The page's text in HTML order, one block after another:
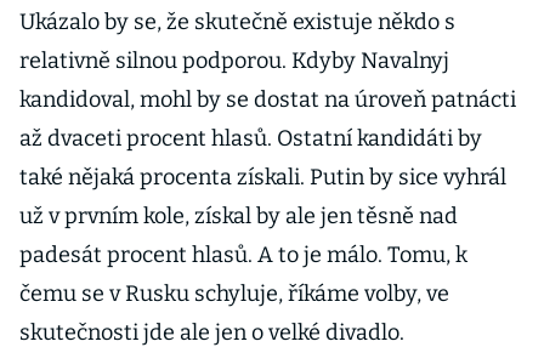
Ukázalo by se, že skutečně existuje někdo s
relativně silnou podporou. Kdyby Navalnyj
kandidoval, mohl by se dostat na úroveň patnácti
až dvaceti procent hlasů. Ostatní kandidáti by
také nějaká procenta získali. Putin by sice vyhrál
už v prvním kole, získal by ale jen těsně nad
padesát procent hlasů. A to je málo. Tomu, k
čemu se v Rusku schyluje, říkáme volby, ve
skutečnosti jde ale jen o velké divadlo.